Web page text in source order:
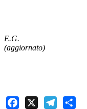
E.G.
(aggiornato)